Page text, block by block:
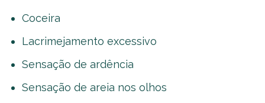
Coceira
Lacrimejamento excessivo
Sensação de ardência
Sensação de areia nos olhos